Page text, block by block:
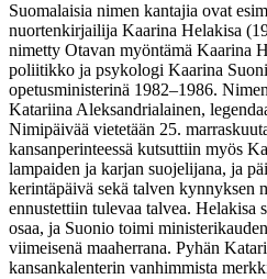
Suomalaisia nimen kantajia ovat
nuortenkirjailija Kaarina Helakisa
nimetty Otavan myöntämä Kaarina
poliitikko ja psykologi Kaarina
opetusministerinä 1982–1986.
Katariina Aleksandrialainen,
Nimipäivää vietetään 25.
kansanperinteessä kutsuttiin myös
lampaiden ja karjan suojelijana, ja
kerintäpäivä sekä talven kynnyksen
ennustettiin tulevaa talvea. Helakisa
osaa, ja Suonio toimi
viimeisenä maaherrana. Pyhän
kansankalenterin vanhimmista